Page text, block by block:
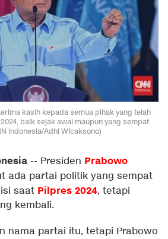
kasih kepada semua pihak yang telah
baik sejak awal maupun yang sempat
Indonesia/Adhi Wicaksono)
-- Presiden Prabowo
ada partai politik yang sempat
saat Pilpres 2024, tetapi
kembali.
nama partai itu, tetapi Prabowo